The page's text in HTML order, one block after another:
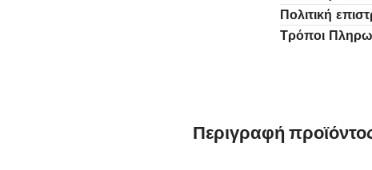
Πολιτική
Τρόποι
Περιγραφή